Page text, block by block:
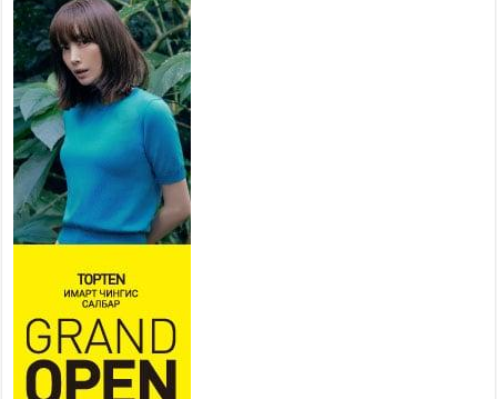
хувийн хэвшлийн түншлэлийн хүрээнд хамтран
ажиллахыг урьж байна
2026 оны 7 сар 22 / 9 цаг 28 минут
Б.Пүрэвдагва: “Урт цагаан”-ыг
залуучууд чөлөөт цагаа
өнгөрүүлдэг, жуулчид зорьж
ирдэг цэг болгоно
2026 оны 7 сар 21 / 16 цаг 47 минут
Тусгай замын автобус /BRT/ төслийн удирдах
хорооны ээлжит хуралдаан боллоо
Ерөнхий сайд Н.Учрал БНХАУ-аас Монгол Улсад
суугаа Элчин сайд Шэнь Миньжюанийг хүлээн
авч уулзав
2026 оны 7 сар 21 / 16 цаг 39 минут
БҮГД НАЙРАМДАХ ТАЖИКИСТАН УЛСТАЙ